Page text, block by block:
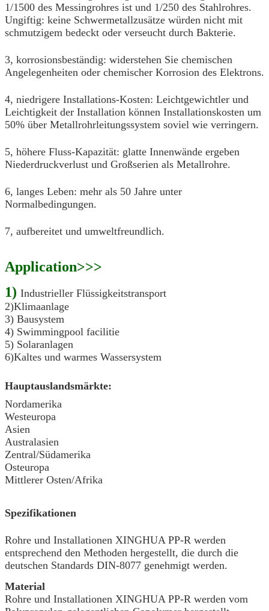
1/1500 des Messingrohres ist und 1/250 des Stahlrohres.
Ungiftig: keine Schwermetallzusätze würden nicht mit
schmutzigem bedeckt oder verseucht durch Bakterie.
3, korrosionsbeständig: widerstehen Sie chemischen
Angelegenheiten oder chemischer Korrosion des Elektrons.
4, niedrigere Installations-Kosten: Leichtgewichtler und
Leichtigkeit der Installation können Installationskosten um
50% über Metallrohrleitungssystem soviel wie verringern.
5, höhere Fluss-Kapazität: glatte Innenwände ergeben
Niederdruckverlust und Großserien als Metallrohre.
6, langes Leben: mehr als 50 Jahre unter
Normalbedingungen.
7, aufbereitet und umweltfreundlich.
Application>>>
1) Industrieller Flüssigkeitstransport
2)Klimaanlage
3) Bausystem
4) Swimmingpool facilitie
5) Solaranlagen
6)Kaltes und warmes Wassersystem
Hauptauslandsmärkte:
Nordamerika
Westeuropa
Asien
Australasien
Zentral/Südamerika
Osteuropa
Mittlerer Osten/Afrika
Spezifikationen
Rohre und Installationen XINGHUA PP-R werden
entsprechend den Methoden hergestellt, die durch die
deutschen Standards DIN-8077 genehmigt werden.
Material
Rohre und Installationen XINGHUA PP-R werden vom